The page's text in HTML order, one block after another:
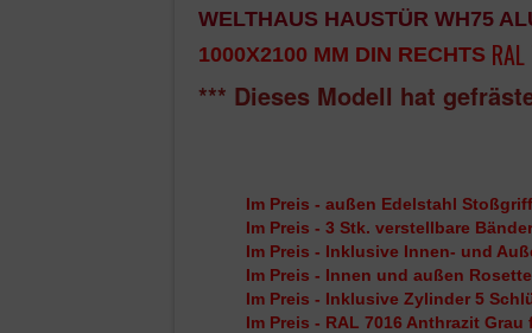
WELTHAUS HAUSTÜR WH75
1000X2100 MM DIN RECHTS
*** Dieses Modell hat
Im Preis - außen Edelstahl
Im Preis - 3 Stk. verstellbare Bänder
Im Preis - Inklusive Innen- und
Im Preis - Innen und außen
Im Preis - Inklusive Zylinder 5
Im Preis - RAL 7016 Anthrazit Grau